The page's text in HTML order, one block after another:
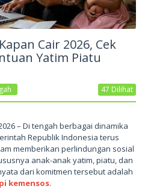
Cair 2026, Cek
Yatim Piatu
47 Dilihat
– Di tengah berbagai dinamika
Republik Indonesia terus
memberikan perlindungan sosial
anak-anak yatim, piatu, dan
dari komitmen tersebut adalah
kemensos.